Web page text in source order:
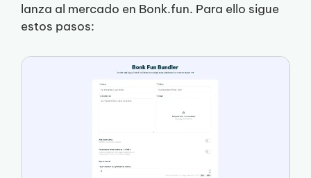
lanza al mercado en Bonk.fun. Para ello sigue
estos pasos: